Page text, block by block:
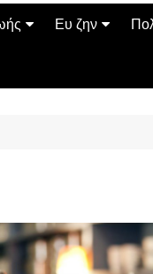
Ευ ζην
Αυτοβελτίωση